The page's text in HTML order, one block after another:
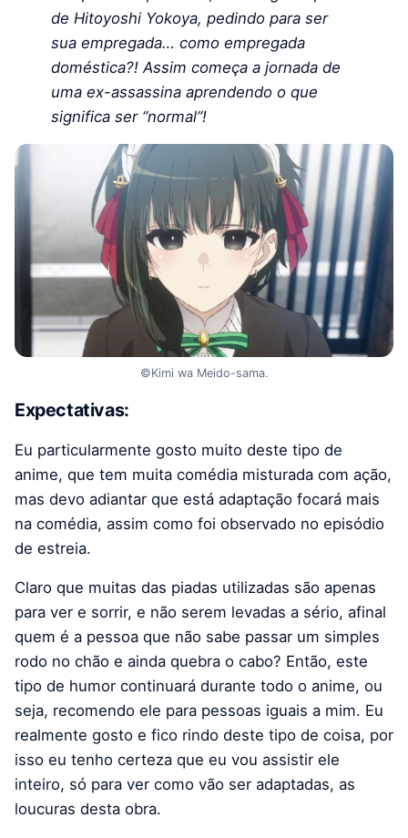
de Hitoyoshi Yokoya, pedindo para ser
sua empregada… como empregada
doméstica?! Assim começa a jornada de
uma ex-assassina aprendendo o que
significa ser “normal”!
©Kimi wa Meido-sama.
Expectativas:
Eu particularmente gosto muito deste tipo de
anime, que tem muita comédia misturada com ação,
mas devo adiantar que está adaptação focará mais
na comédia, assim como foi observado no episódio
de estreia.
Claro que muitas das piadas utilizadas são apenas
para ver e sorrir, e não serem levadas a sério, afinal
quem é a pessoa que não sabe passar um simples
rodo no chão e ainda quebra o cabo? Então, este
tipo de humor continuará durante todo o anime, ou
seja, recomendo ele para pessoas iguais a mim. Eu
realmente gosto e fico rindo deste tipo de coisa, por
isso eu tenho certeza que eu vou assistir ele
inteiro, só para ver como vão ser adaptadas, as
loucuras desta obra.